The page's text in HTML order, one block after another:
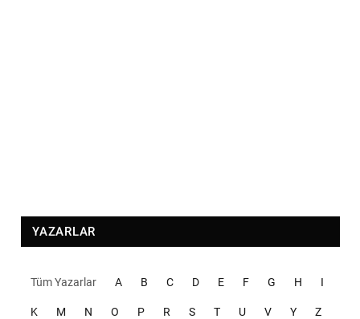
YAZARLAR
Tüm Yazarlar A B C D E F G H I
K M N O P R S T U V Y Z